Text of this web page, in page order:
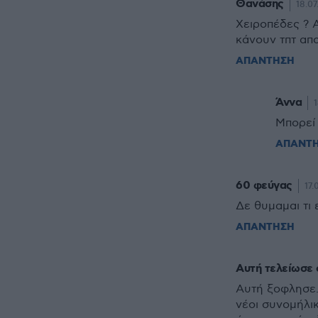
Θανάσης
Χειροπέδες ?
κάνουν τπτ
ΑΠΑΝΤΗΣΗ
Άννα
60 φεύγας
Δε θυμαμαι τι
ΑΠΑΝΤΗΣΗ
Αυτή
Αυτή ξοφλησε.
νέοι